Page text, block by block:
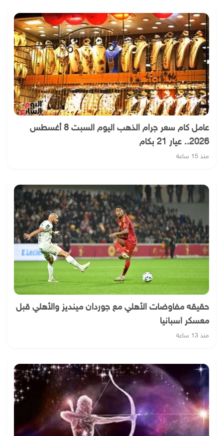
عامل كام سعر جرام الذهب اليوم السبت 8 أغسطس
2026.. عيار 21 بكام
منذ 15 ساعة
حقيقه مفاوضات الأهلي مع جوردان مينديز والأهلي قبل
معسكر اسبانيا
منذ 13 ساعة